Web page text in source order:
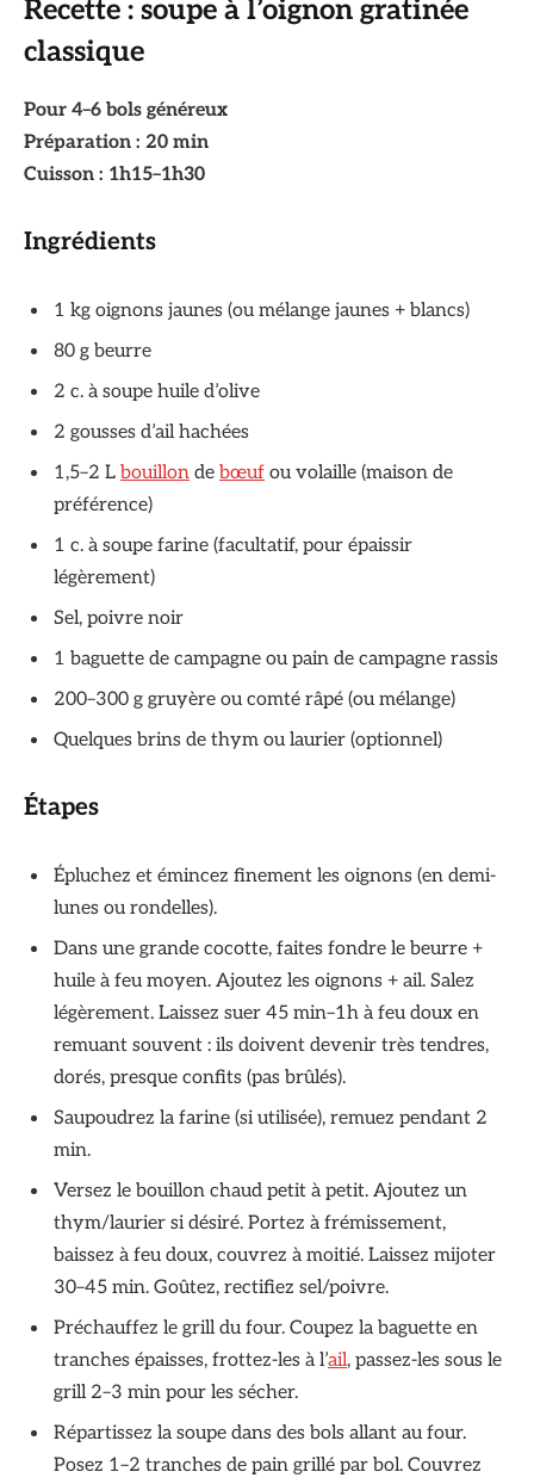
Recette : soupe à l’oignon gratinée
classique
Pour 4–6 bols généreux
Préparation : 20 min
Cuisson : 1h15–1h30
Ingrédients
1 kg oignons jaunes (ou mélange jaunes + blancs)
80 g beurre
2 c. à soupe huile d’olive
2 gousses d’ail hachées
1,5–2 L bouillon de bœuf ou volaille (maison de
préférence)
1 c. à soupe farine (facultatif, pour épaissir
légèrement)
Sel, poivre noir
1 baguette de campagne ou pain de campagne rassis
200–300 g gruyère ou comté râpé (ou mélange)
Quelques brins de thym ou laurier (optionnel)
Étapes
Épluchez et émincez finement les oignons (en demi-
lunes ou rondelles).
Dans une grande cocotte, faites fondre le beurre +
huile à feu moyen. Ajoutez les oignons + ail. Salez
légèrement. Laissez suer 45 min–1h à feu doux en
remuant souvent : ils doivent devenir très tendres,
dorés, presque confits (pas brûlés).
Saupoudrez la farine (si utilisée), remuez pendant 2
min.
Versez le bouillon chaud petit à petit. Ajoutez un
thym/laurier si désiré. Portez à frémissement,
baissez à feu doux, couvrez à moitié. Laissez mijoter
30–45 min. Goûtez, rectifiez sel/poivre.
Préchauffez le grill du four. Coupez la baguette en
tranches épaisses, frottez-les à l’ail, passez-les sous le
grill 2–3 min pour les sécher.
Répartissez la soupe dans des bols allant au four.
Posez 1–2 tranches de pain grillé par bol. Couvrez